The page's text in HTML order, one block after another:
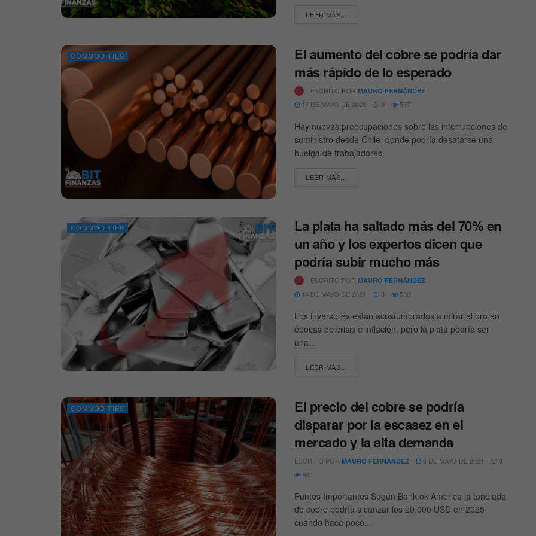
LEER MÁS...
COMMODITIES
El aumento del cobre se podría dar
más rápido de lo esperado
ESCRITO POR MAURO FERNÁNDEZ
17 DE MAYO DE 2021 0 537
Hay nuevas preocupaciones sobre las interrupciones de
suministro desde Chile, donde podría desatarse una
huelga de trabajadores.
LEER MÁS...
COMMODITIES
La plata ha saltado más del 70% en
un año y los expertos dicen que
podría subir mucho más
ESCRITO POR MAURO FERNÁNDEZ
14 DE MAYO DE 2021 0 530
Los inversores están acostumbrados a mirar el oro en
épocas de crisis e inflación, pero la plata podría ser
una...
LEER MÁS...
COMMODITIES
El precio del cobre se podría
disparar por la escasez en el
mercado y la alta demanda
ESCRITO POR MAURO FERNÁNDEZ 6 DE MAYO DE 2021 0
961
Puntos Importantes Según Bank ok America la tonelada
de cobre podría alcanzar los 20.000 USD en 2025
cuando hace poco...